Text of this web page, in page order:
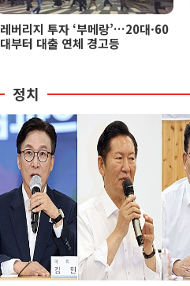
레버리지 투자 ‘부메랑’…20대·60
대부터 대출 연체 경고등
정치